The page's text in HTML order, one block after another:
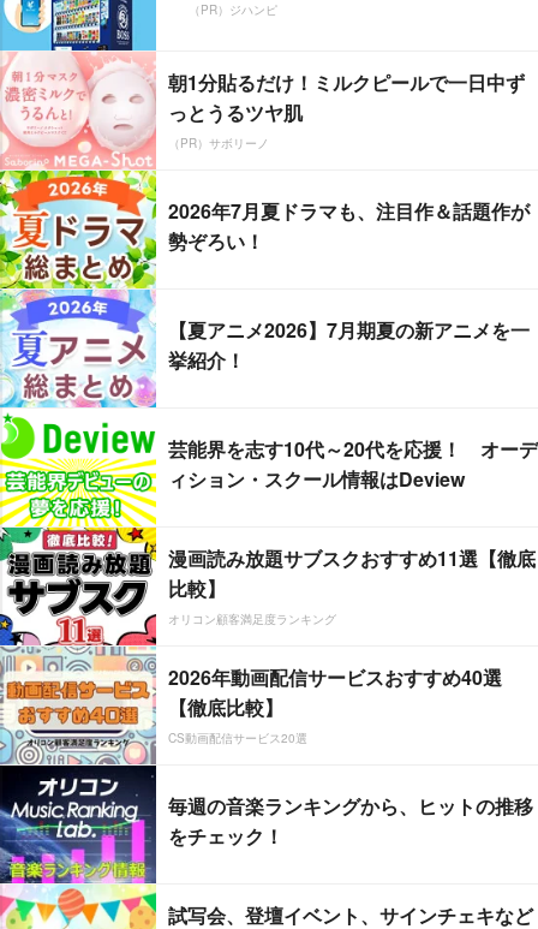
（PR）ジハンピ
朝1分貼るだけ！ミルクピールで一日中ず
っとうるツヤ肌
（PR）サボリーノ
2026年7月夏ドラマも、注目作＆話題作が
勢ぞろい！
【夏アニメ2026】7月期夏の新アニメを一
挙紹介！
芸能界を志す10代～20代を応援！ オーデ
ィション・スクール情報はDeview
漫画読み放題サブスクおすすめ11選【徹底
比較】
オリコン顧客満足度ランキング
2026年動画配信サービスおすすめ40選
【徹底比較】
CS動画配信サービス20選
毎週の音楽ランキングから、ヒットの推移
をチェック！
試写会、登壇イベント、サインチェキなど